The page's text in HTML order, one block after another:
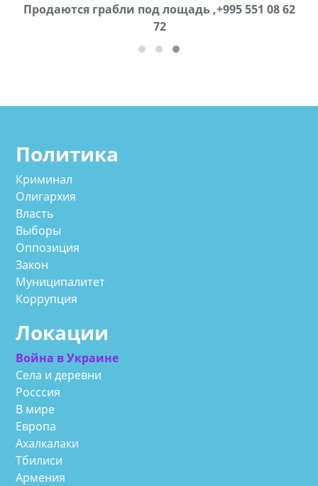
Продаются грабли под лощадь ,+995 551 08 62
72
Политика
Криминал
Олигархия
Власть
Выборы
Оппозиция
Закон
Муниципалитет
Коррупция
Локации
Война в Украине
Села и деревни
Росссия
В мире
Европа
Ахалкалаки
Тбилиси
Армения